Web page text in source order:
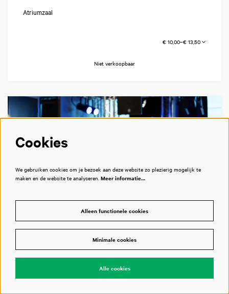
Atriumzaal
€ 10,00–€ 13,50
Niet verkoopbaar
SoundLAB workshop
Voor kinderen (7+) met volwassenen
ZO 28 JUN 202613:00
Cookies
We gebruiken cookies om je bezoek aan deze website zo plezierig mogelijk te
maken en de website te analyseren. Meer informatie…
Alleen functionele cookies
Minimale cookies
Alle cookies